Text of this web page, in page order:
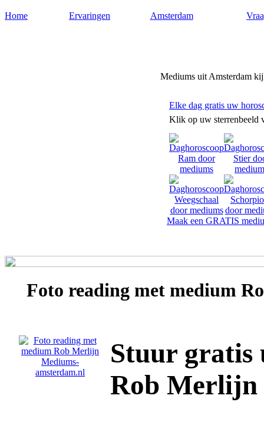
Home Ervaringen Amsterdam
Mediums uit Amsterdam
Elke dag gratis uw
Klik op uw sterrenbeeld
Maak een GRATIS
Foto reading met medium
Stuur gratis
Rob Merlijn